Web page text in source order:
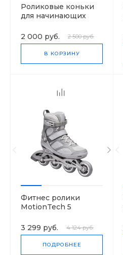
Роликовые коньки
для начинающих
малышей TOP
2 000 руб. 2 500 руб.
В КОРЗИНУ
Фитнес ролики
MotionTech 5
3 299 руб. 4 124 руб.
ПОДРОБНЕЕ